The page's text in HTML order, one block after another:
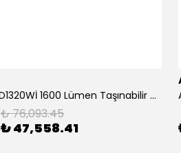
Acer XD1320Wİ 1600 Lümen Taşınabilir USB Medya Kablosuz WXGA LED Projeksiyon
₺ 76,093.45
₺ 47,558.41